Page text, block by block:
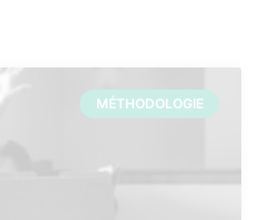
MÉTHODOLOGIE